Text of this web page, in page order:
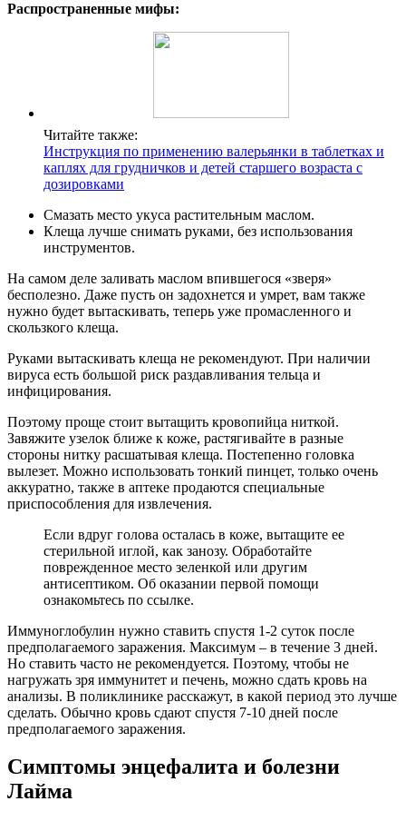
Распространенные мифы:
Читайте также:
Инструкция по применению валерьянки в таблетках и
каплях для грудничков и детей старшего возраста с
дозировками
Смазать место укуса растительным маслом.
Клеща лучше снимать руками, без использования
инструментов.
На самом деле заливать маслом впившегося «зверя»
бесполезно. Даже пусть он задохнется и умрет, вам также
нужно будет вытаскивать, теперь уже промасленного и
скользкого клеща.
Руками вытаскивать клеща не рекомендуют. При наличии
вируса есть большой риск раздавливания тельца и
инфицирования.
Поэтому проще стоит вытащить кровопийца ниткой.
Завяжите узелок ближе к коже, растягивайте в разные
стороны нитку расшатывая клеща. Постепенно головка
вылезет. Можно использовать тонкий пинцет, только очень
аккуратно, также в аптеке продаются специальные
приспособления для извлечения.
Если вдруг голова осталась в коже, вытащите ее
стерильной иглой, как занозу. Обработайте
поврежденное место зеленкой или другим
антисептиком. Об оказании первой помощи
ознакомьтесь по ссылке.
Иммуноглобулин нужно ставить спустя 1-2 суток после
предполагаемого заражения. Максимум – в течение 3 дней.
Но ставить часто не рекомендуется. Поэтому, чтобы не
нагружать зря иммунитет и печень, можно сдать кровь на
анализы. В поликлинике расскажут, в какой период это лучше
сделать. Обычно кровь сдают спустя 7-10 дней после
предполагаемого заражения.
Симптомы энцефалита и болезни
Лайма